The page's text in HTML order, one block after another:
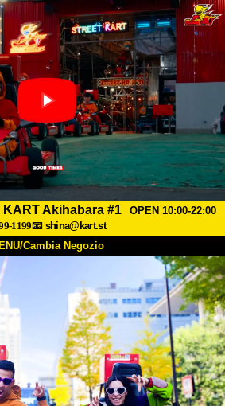
KART Akihabara #1
OPEN 10:00-22:00
1199📧 shina@kart.st
Cambia Negozio
Prezzo
Recensioni FAQ
Prenotazioni
Cambia Negozio